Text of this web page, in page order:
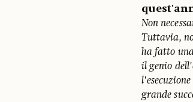
Non
Tuttavia,
ha fatto
il genio
grande